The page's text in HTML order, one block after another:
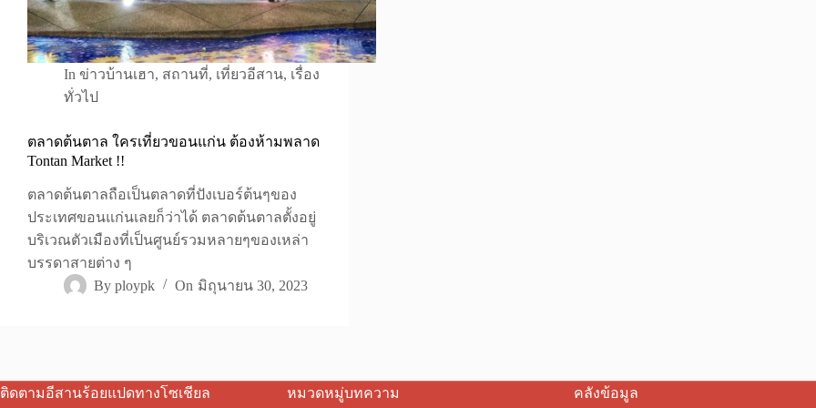
In ข่าวบ้านเฮา, สถานที่, เที่ยวอีสาน, เรื่อง
ทั่วไป
ตลาดต้นตาล ใครเที่ยวขอนแก่น ต้องห้ามพลาด
Tontan Market !!
ตลาดต้นตาลถือเป็นตลาดที่ปังเบอร์ต้นๆของ
ประเทศขอนแก่นเลยก็ว่าได้ ตลาดต้นตาลตั้งอยู่
บริเวณตัวเมืองที่เป็นศูนย์รวมหลายๆของเหล่า
บรรดาสายต่าง ๆ
By ploypk On มิถุนายน 30, 2023
ติดตามอีสานร้อยแปดทางโซเชียล หมวดหมู่บทความ คลังข้อมูล